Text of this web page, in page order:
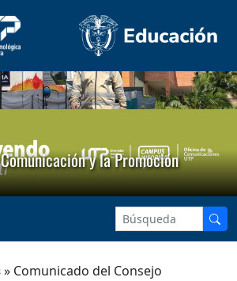
y la Promoción
» Comunicado del Consejo